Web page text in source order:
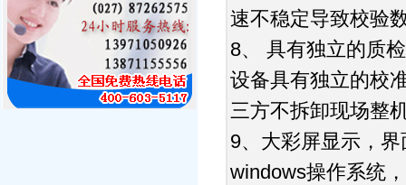
速不稳定导致校验
8、 具有独立的质
设备具有独立的校
三方不拆卸现场整
9、大彩屏显示，
windows操作系统